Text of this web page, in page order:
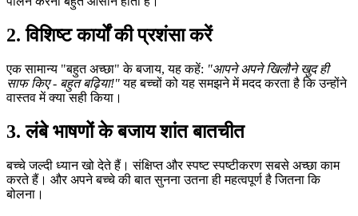
2. विशिष्ट कार्यों की प्रशंसा करें
एक सामान्य "बहुत अच्छा" के बजाय, यह कहें: "आपने अपने खिलौने खुद ही
साफ किए - बहुत बढ़िया!"यह बच्चों को यह समझने में मदद करता है कि उन्होंने
वास्तव में क्या सही किया।
3. लंबे भाषणों के बजाय शांत बातचीत
बच्चे जल्दी ध्यान खो देते हैं। संक्षिप्त और स्पष्ट स्पष्टीकरण सबसे अच्छा काम
करते हैं। और अपने बच्चे की बात सुनना उतना ही महत्वपूर्ण है जितना कि
बोलना।